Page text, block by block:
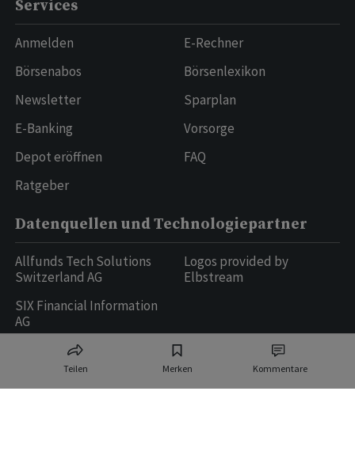
Teilen Merken Kommentare
Services
Anmelden
Börsenabos
Newsletter
E-Banking
Depot eröffnen
Ratgeber
E-Rechner
Börsenlexikon
Sparplan
Vorsorge
FAQ
Datenquellen und Technologiepartner
Allfunds Tech Solutions
Switzerland AG
SIX Financial Information
AG
Logos provided by
Elbstream